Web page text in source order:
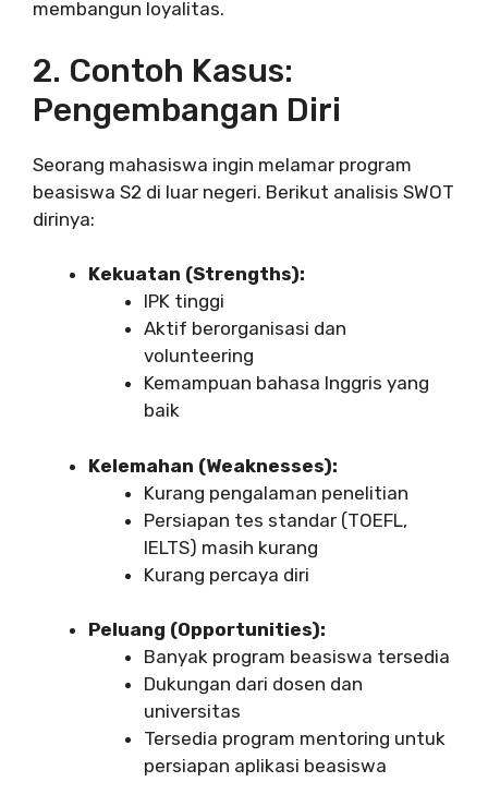
membangun loyalitas.
2. Contoh Kasus:
Pengembangan Diri
Seorang mahasiswa ingin melamar program
beasiswa S2 di luar negeri. Berikut analisis SWOT
dirinya:
Kekuatan (Strengths):
IPK tinggi
Aktif berorganisasi dan
volunteering
Kemampuan bahasa Inggris yang
baik
Kelemahan (Weaknesses):
Kurang pengalaman penelitian
Persiapan tes standar (TOEFL,
IELTS) masih kurang
Kurang percaya diri
Peluang (Opportunities):
Banyak program beasiswa tersedia
Dukungan dari dosen dan
universitas
Tersedia program mentoring untuk
persiapan aplikasi beasiswa